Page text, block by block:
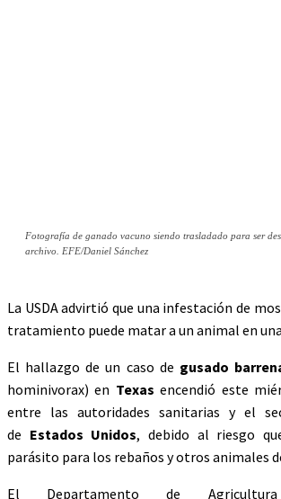
Fotografía de ganado vacuno siendo trasladado para ser
archivo. EFE/Daniel Sánchez
La USDA advirtió que una infestación de
tratamiento puede matar a un animal en
El hallazgo de un caso de gusado
hominivorax) en Texas encendió este
entre las autoridades sanitarias y el
de Estados Unidos, debido al riesgo
parásito para los rebaños y otros animales
El Departamento de